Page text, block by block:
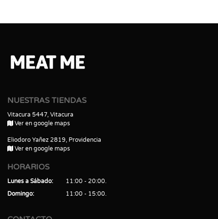
NUESTRAS TIENDAS
Vitacura 5447, Vitacura
Ver en google maps
Eliodoro Yañez 2819, Providencia
Ver en google maps
HORARIOS
Lunes a Sábado
11:00 - 20:00
Domingo
11:00 - 15:00